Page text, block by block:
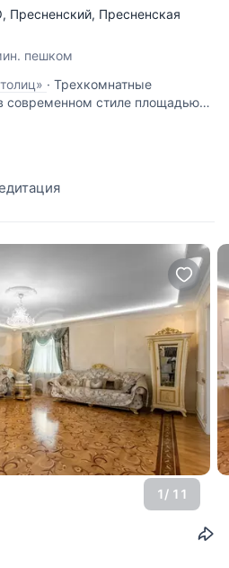
, Пресненский, Пресненская
пешком
· Трехкомнатные
современном стиле площадью
33 этаже Башни Москва МФК
гостевой санузел,
1 / 11